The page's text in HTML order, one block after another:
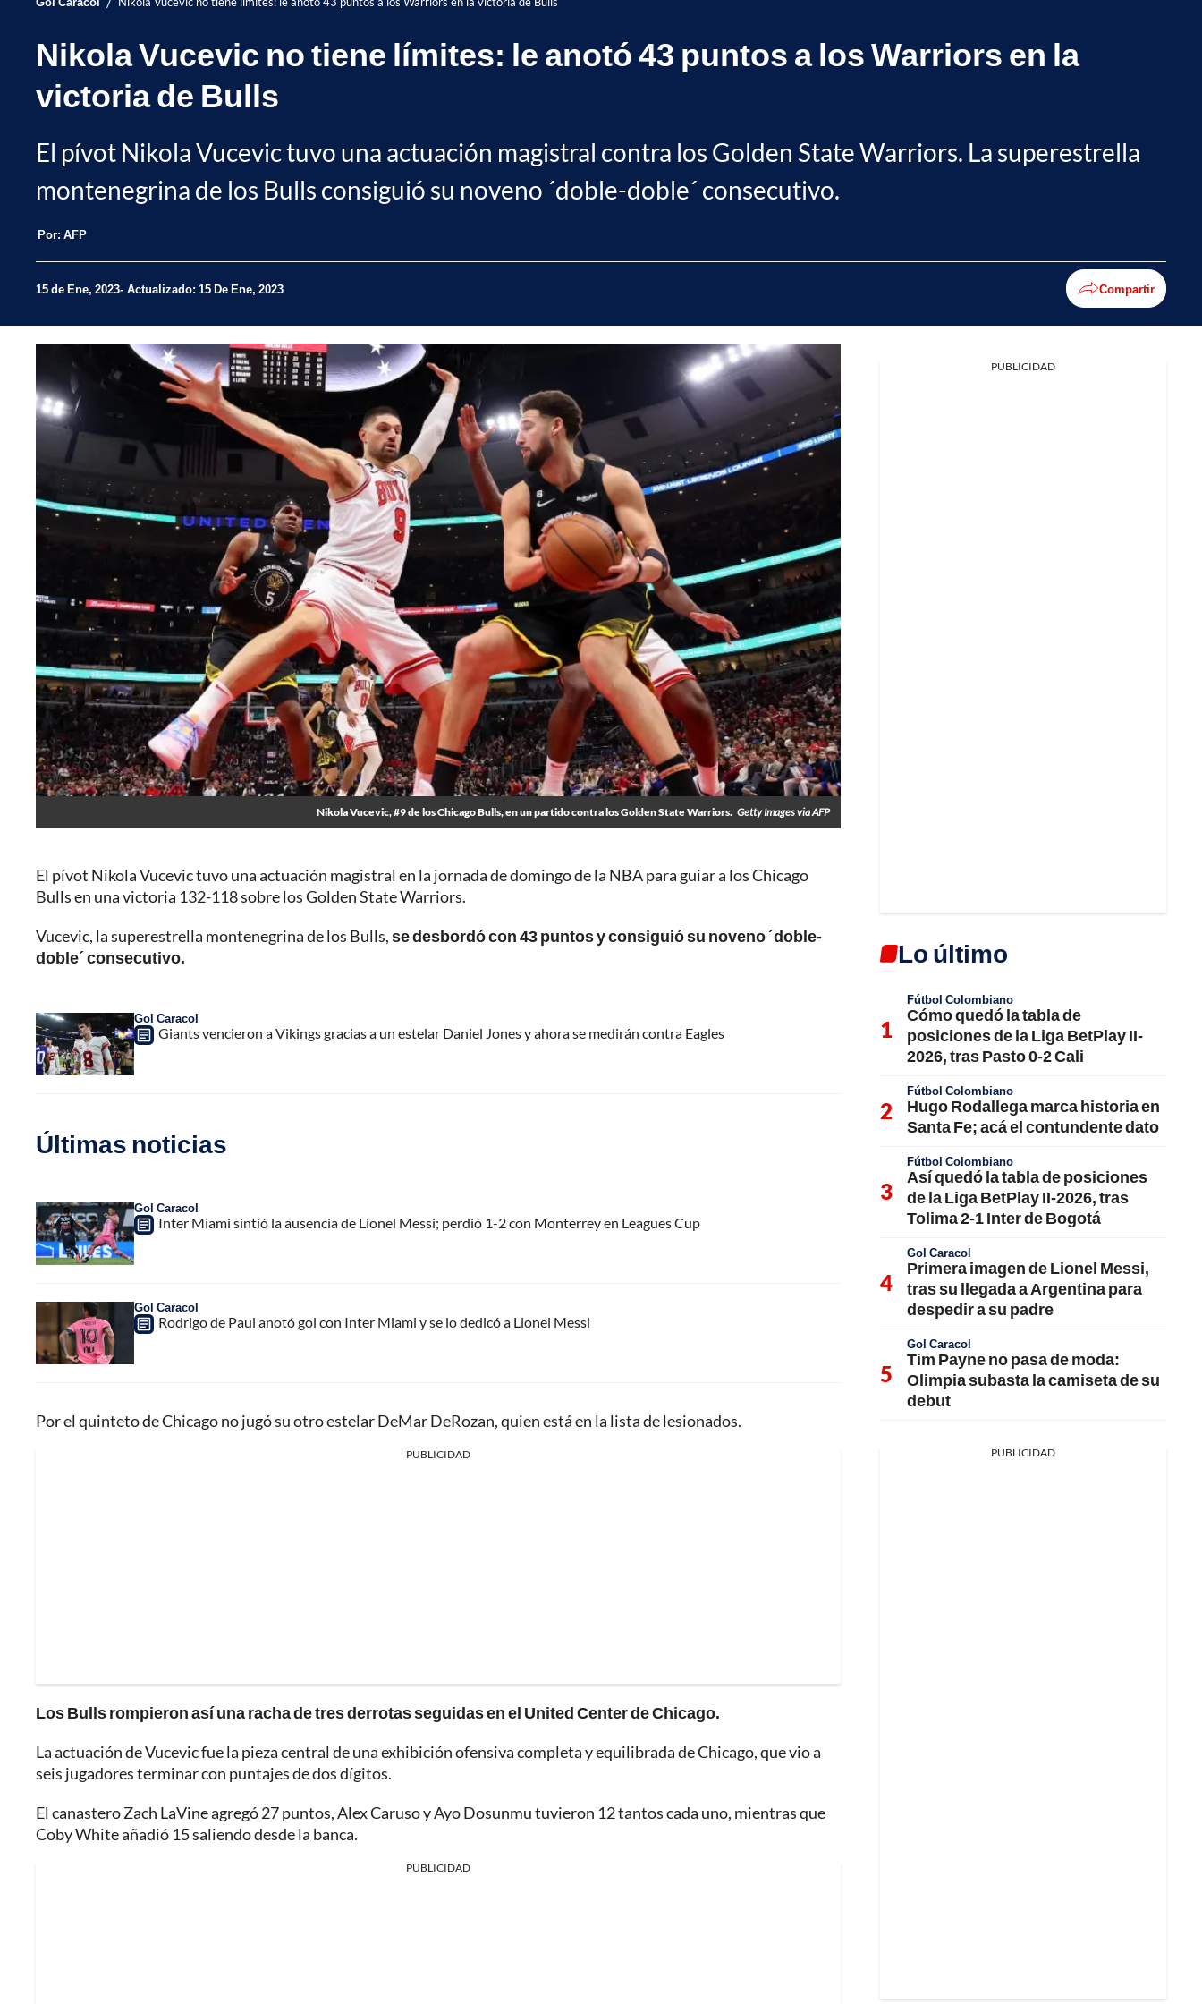
Nikola Vucevic no tiene límites: le anotó 43 puntos a los Warriors en la
victoria de Bulls
El pívot Nikola Vucevic tuvo una actuación magistral contra los Golden State Warriors. La superestrella
montenegrina de los Bulls consiguió su noveno ´doble-doble´ consecutivo.
Por: AFP
15 de Ene, 2023 Actualizado: 15 De Ene, 2023 Compartir
Nikola Vucevic, #9 de los Chicago Bulls, en un partido contra los Golden State Warriors. Getty Images via AFP
El pívot Nikola Vucevic tuvo una actuación magistral en la jornada de domingo de la NBA para guiar a los Chicago
Bulls en una victoria 132-118 sobre los Golden State Warriors.
Vucevic, la superestrella montenegrina de los Bulls,se desbordó con 43 puntos y consiguió su noveno ´doble-
doble´ consecutivo.
Gol Caracol
Giants vencieron a Vikings gracias a un estelar Daniel Jones y ahora se medirán contra Eagles
Últimas noticias
Gol Caracol
Inter Miami sintió la ausencia de Lionel Messi; perdió 1-2 con Monterrey en Leagues Cup
Gol Caracol
Rodrigo de Paul anotó gol con Inter Miami y se lo dedicó a Lionel Messi
Por el quinteto de Chicago no jugó su otro estelar DeMar DeRozan, quien está en la lista de lesionados.
PUBLICIDAD
Los Bulls rompieron así una racha de tres derrotas seguidas en el United Center de Chicago.
La actuación de Vucevic fue la pieza central de una exhibición ofensiva completa y equilibrada de Chicago, que vio a
seis jugadores terminar con puntajes de dos dígitos.
El canastero Zach LaVine agregó 27 puntos, Alex Caruso y Ayo Dosunmu tuvieron 12 tantos cada uno, mientras que
Coby White añadió 15 saliendo desde la banca.
PUBLICIDAD
PUBLICIDAD
Lo último
Fútbol Colombiano
Cómo quedó la tabla de
posiciones de la Liga BetPlay II-
2026, tras Pasto 0-2 Cali
Fútbol Colombiano
Hugo Rodallega marca historia en
Santa Fe; acá el contundente dato
Fútbol Colombiano
Así quedó la tabla de posiciones
de la Liga BetPlay II-2026, tras
Tolima 2-1 Inter de Bogotá
Gol Caracol
Primera imagen de Lionel Messi,
tras su llegada a Argentina para
despedir a su padre
Gol Caracol
Tim Payne no pasa de moda:
Olimpia subasta la camiseta de su
debut
PUBLICIDAD